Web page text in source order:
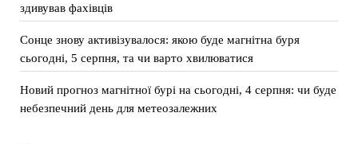
здивував фахівців
Сонце знову активізувалося: якою буде магнітна буря
сьогодні, 5 серпня, та чи варто хвилюватися
Новий прогноз магнітної бурі на сьогодні, 4 серпня: чи буде
небезпечний день для метеозалежних